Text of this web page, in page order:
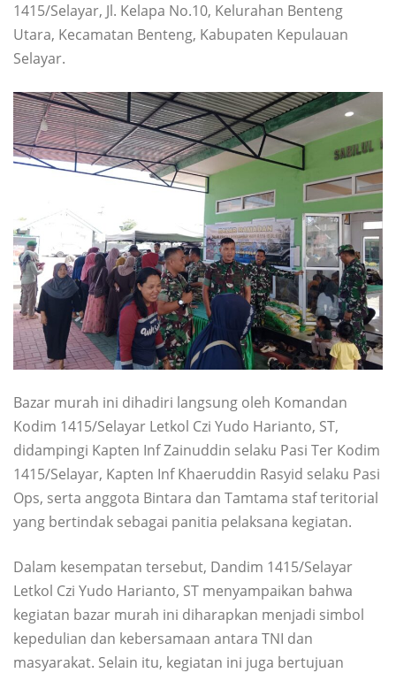
1415/Selayar, Jl. Kelapa No.10, Kelurahan Benteng
Utara, Kecamatan Benteng, Kabupaten Kepulauan
Selayar.
Bazar murah ini dihadiri langsung oleh Komandan
Kodim 1415/Selayar Letkol Czi Yudo Harianto, ST,
didampingi Kapten Inf Zainuddin selaku Pasi Ter Kodim
1415/Selayar, Kapten Inf Khaeruddin Rasyid selaku Pasi
Ops, serta anggota Bintara dan Tamtama staf teritorial
yang bertindak sebagai panitia pelaksana kegiatan.
Dalam kesempatan tersebut, Dandim 1415/Selayar
Letkol Czi Yudo Harianto, ST menyampaikan bahwa
kegiatan bazar murah ini diharapkan menjadi simbol
kepedulian dan kebersamaan antara TNI dan
masyarakat. Selain itu, kegiatan ini juga bertujuan